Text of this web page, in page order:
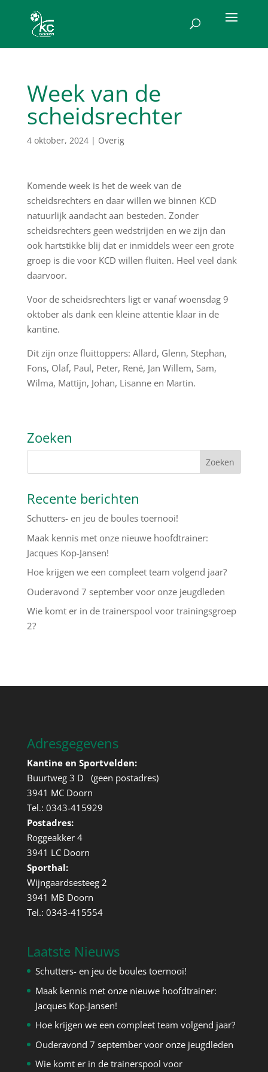
Week van de
scheidsrechter
4 oktober, 2024| Overig
Komende week is het de week van de
scheidsrechters en daar willen we binnen KCD
natuurlijk aandacht aan besteden. Zonder
scheidsrechters geen wedstrijden en we zijn dan
ook hartstikke blij dat er inmiddels weer een grote
groep is die voor KCD willen fluiten. Heel veel dank
daarvoor.
Voor de scheidsrechters ligt er vanaf woensdag 9
oktober als dank een kleine attentie klaar in de
kantine.
Dit zijn onze fluittoppers: Allard, Glenn, Stephan,
Fons, Olaf, Paul, Peter, René, Jan Willem, Sam,
Wilma, Mattijn, Johan, Lisanne en Martin.
Zoeken
Recente berichten
Schutters- en jeu de boules toernooi!
Maak kennis met onze nieuwe hoofdtrainer:
Jacques Kop-Jansen!
Hoe krijgen we een compleet team volgend jaar?
Ouderavond 7 september voor onze jeugdleden
Wie komt er in de trainerspool voor trainingsgroep
2?
Adresgegevens
Kantine en Sportvelden:
Buurtweg 3 D (geen postadres)
3941 MC Doorn
Tel.: 0343-415929
Postadres:
Roggeakker 4
3941 LC Doorn
Sporthal:
Wijngaardsesteeg 2
3941 MB Doorn
Tel.: 0343-415554
Laatste Nieuws
Schutters- en jeu de boules toernooi!
Maak kennis met onze nieuwe hoofdtrainer:
Jacques Kop-Jansen!
Hoe krijgen we een compleet team volgend jaar?
Ouderavond 7 september voor onze jeugdleden
Wie komt er in de trainerspool voor